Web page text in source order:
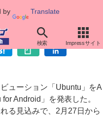
by Translate
検索 Impressサイト
for Android」発表
ューション「Ubuntu」をA
Android」を発表した。
る見込みで、2月27日から